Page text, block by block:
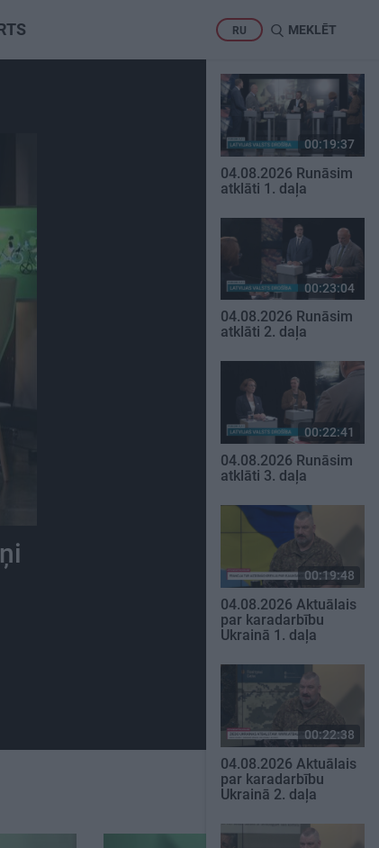
RU MEKLĒT
00:19:37
04.08.2026 Runāsim
atklāti 1. daļa
00:23:04
04.08.2026 Runāsim
atklāti 2. daļa
00:22:41
04.08.2026 Runāsim
atklāti 3. daļa
00:19:48
04.08.2026 Aktuālais
par karadarbību
Ukrainā 1. daļa
00:22:38
04.08.2026 Aktuālais
par karadarbību
Ukrainā 2. daļa